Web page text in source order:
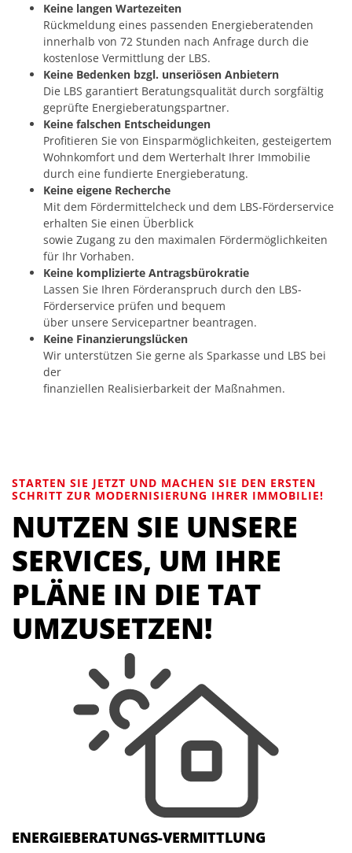
Keine langen Wartezeiten
Rückmeldung eines passenden Energieberatenden
innerhalb von 72 Stunden nach Anfrage durch die
kostenlose Vermittlung der LBS.
Keine Bedenken bzgl. unseriösen Anbietern
Die LBS garantiert Beratungsqualität durch sorgfältig
geprüfte Energieberatungspartner.
Keine falschen Entscheidungen
Profitieren Sie von Einsparmöglichkeiten, gesteigertem
Wohnkomfort und dem Werterhalt Ihrer Immobilie
durch eine fundierte Energieberatung.
Keine eigene Recherche
Mit dem Fördermittelcheck und dem LBS-Förderservice
erhalten Sie einen Überblick
sowie Zugang zu den maximalen Fördermöglichkeiten
für Ihr Vorhaben.
Keine komplizierte Antragsbürokratie
Lassen Sie Ihren Förderanspruch durch den LBS-
Förderservice prüfen und bequem
über unsere Servicepartner beantragen.
Keine Finanzierungslücken
Wir unterstützen Sie gerne als Sparkasse und LBS bei
der
finanziellen Realisierbarkeit der Maßnahmen.
STARTEN SIE JETZT UND MACHEN SIE DEN ERSTEN
SCHRITT ZUR MODERNISIERUNG IHRER IMMOBILIE!
NUTZEN SIE UNSERE
SERVICES, UM IHRE
PLÄNE IN DIE TAT
UMZUSETZEN!
ENERGIEBERATUNGS-VERMITTLUNG